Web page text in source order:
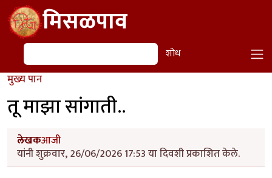
Skip to main contentमिसळपाव
शोध शोध
मुख्य पान
तू माझा सांगाती..
लेखकआजी
यांनी शुक्रवार, 26/06/2026 17:53 या दिवशी प्रकाशित केले.